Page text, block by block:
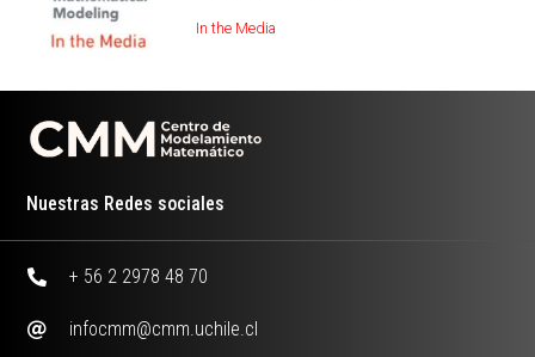
In the Media
Nuestras Redes sociales
+ 56 2 2978 48 70
infocmm@cmm.uchile.cl